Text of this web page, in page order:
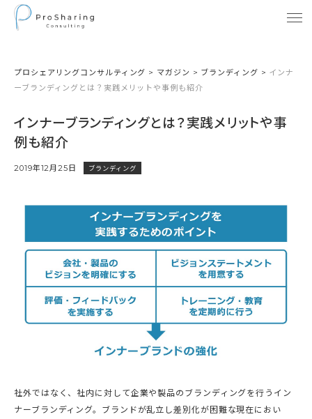
プロシェアリングコンサルティング > マガジン > ブランディング > インナ
ーブランディングとは？実践メリットや事例も紹介
インナーブランディングとは？実践メリットや事
例も紹介
2019年12月25日 ブランディング
社外ではなく、社内に対して企業や製品のブランディングを行うイン
ナーブランディング。ブランドが乱立し差別化が困難な現在におい